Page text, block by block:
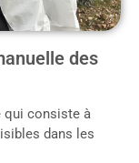
des
qui consiste à
dans les